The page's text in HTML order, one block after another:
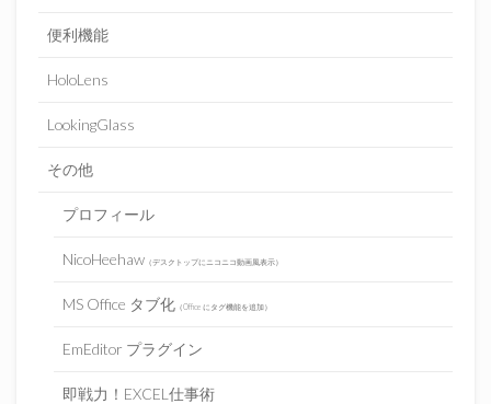
便利機能
HoloLens
LookingGlass
その他
プロフィール
NicoHeehaw（デスクトップにニコニコ動画風表示）
MS Office タブ化（Office にタグ機能を追加）
EmEditor プラグイン
即戦力！EXCEL仕事術